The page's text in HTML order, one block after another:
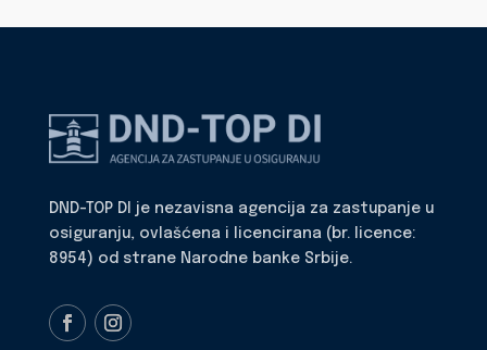
DND-TOP DI je nezavisna agencija za zastupanje u
osiguranju, ovlašćena i licencirana (br. licence:
8954) od strane Narodne banke Srbije.